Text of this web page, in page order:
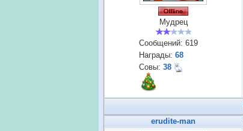
Мудрец
Сообщений: 619
Награды: 68
Совы: 38
erudite-man